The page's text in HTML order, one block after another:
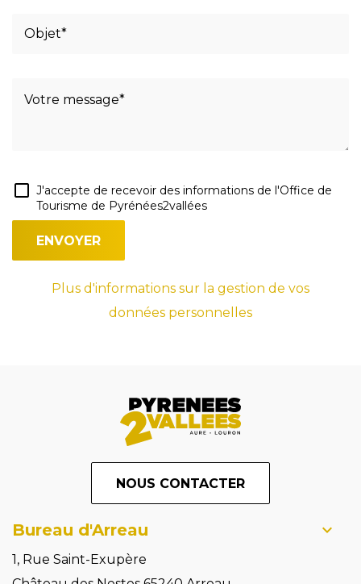
J'accepte de recevoir des informations de l'Office de
Tourisme de Pyrénées2vallées
Plus d'informations sur la gestion de vos
données personnelles
NOUS CONTACTER
Bureau d'Arreau
1, Rue Saint-Exupère